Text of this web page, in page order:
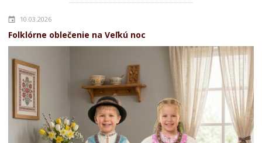
10.03.2026
Folklórne oblečenie na Veľkú noc